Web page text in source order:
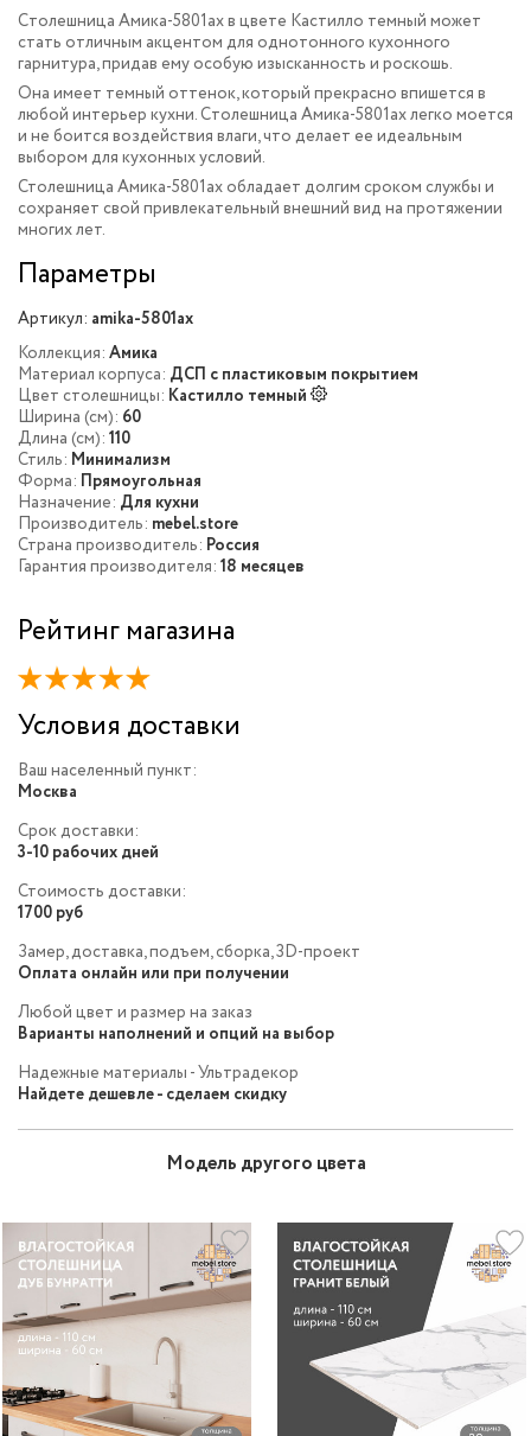
Cтолешница Амика-5801ax в цвете Кастилло темный может
стать отличным акцентом для однотонного кухонного
гарнитура, придав ему особую изысканность и роскошь.
Она имеет темный оттенок, который прекрасно впишется в
любой интерьер кухни. Cтолешница Амика-5801ax легко моется
и не боится воздействия влаги, что делает ее идеальным
выбором для кухонных условий.
Столешница Амика-5801ax обладает долгим сроком службы и
сохраняет свой привлекательный внешний вид на протяжении
многих лет.
Параметры
Артикул: amika-5801ax
Коллекция: Амика
Материал корпуса: ДСП с пластиковым покрытием
Цвет столешницы: Кастилло темный
Ширина (см): 60
Длина (см): 110
Стиль: Минимализм
Форма: Прямоугольная
Назначение: Для кухни
Производитель: mebel.store
Страна производитель: Россия
Гарантия производителя: 18 месяцев
Рейтинг магазина
Условия доставки
Ваш населенный пункт:
Москва
Срок доставки:
3-10 рабочих дней
Стоимость доставки:
1700 руб
Замер, доставка, подъем, сборка, 3D-проект
Оплата онлайн или при получении
Любой цвет и размер на заказ
Варианты наполнений и опций на выбор
Надежные материалы - Ультрадекор
Найдете дешевле - сделаем скидку
Модель другого цвета